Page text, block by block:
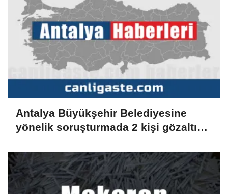
Antalya Büyükşehir Belediyesine
yönelik soruşturmada 2 kişi gözaltına